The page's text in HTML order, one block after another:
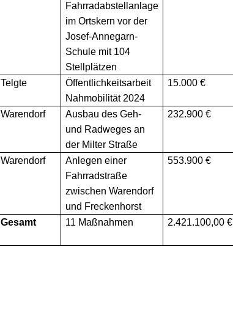
Fahrradabstellanlage
im Ortskern vor der
Josef-Annegarn-
Schule mit 104
Stellplätzen
Telgte
Öffentlichkeitsarbeit
Nahmobilität 2024
15.000
Warendorf
Ausbau des Geh-
und Radweges an
der Milter Straße
232.900
Warendorf
Anlegen einer
Fahrradstraße
zwischen Warendorf
und Freckenhorst
553.900
Gesamt 11 Maßnahmen 2.421.100,00